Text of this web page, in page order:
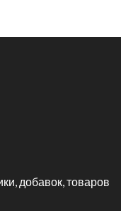
добавок, товаров